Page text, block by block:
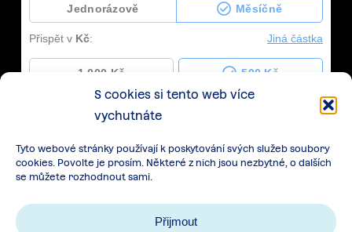
S cookies si tento web více
vychutnáte
Tyto webové stránky používají k poskytování svých služeb soubory
cookies. Povolte je prosím. Některé z nich jsou nezbytné, o dalších
se můžete rozhodnout sami.
Přijmout